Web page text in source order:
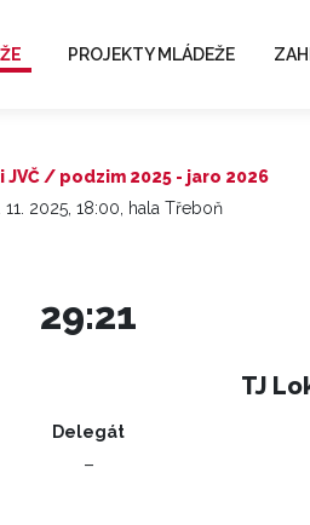
PROJEKTY MLÁDEŽE
JVČ / podzim 2025 - jaro 2026
11. 2025, 18:00, hala Třeboň
29:21
TJ
Delegát
–